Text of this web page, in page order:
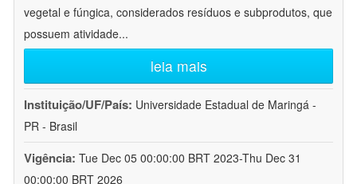
vegetal e fúngica, considerados resíduos e subprodutos, que
possuem atividade...
leia mais
Instituição/UF/País: Universidade Estadual de Maringá -
PR - Brasil
Vigência: Tue Dec 05 00:00:00 BRT 2023-Thu Dec 31
00:00:00 BRT 2026